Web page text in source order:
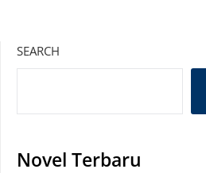
SEARCH
Novel Terbaru